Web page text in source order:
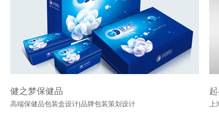
健之梦保健品
高端保健品包装盒设计|品牌包装策划设计